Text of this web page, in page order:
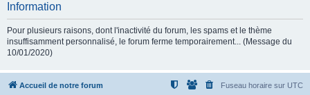
Information
Pour plusieurs raisons, dont l'inactivité du forum, les spams et le thème
insuffisamment personnalisé, le forum ferme temporairement... (Message du
10/01/2020)
Accueil de notre forum Fuseau horaire sur UTC